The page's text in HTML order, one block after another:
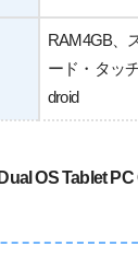
RAM4GB、
ード・タッ
droid
OS Tablet